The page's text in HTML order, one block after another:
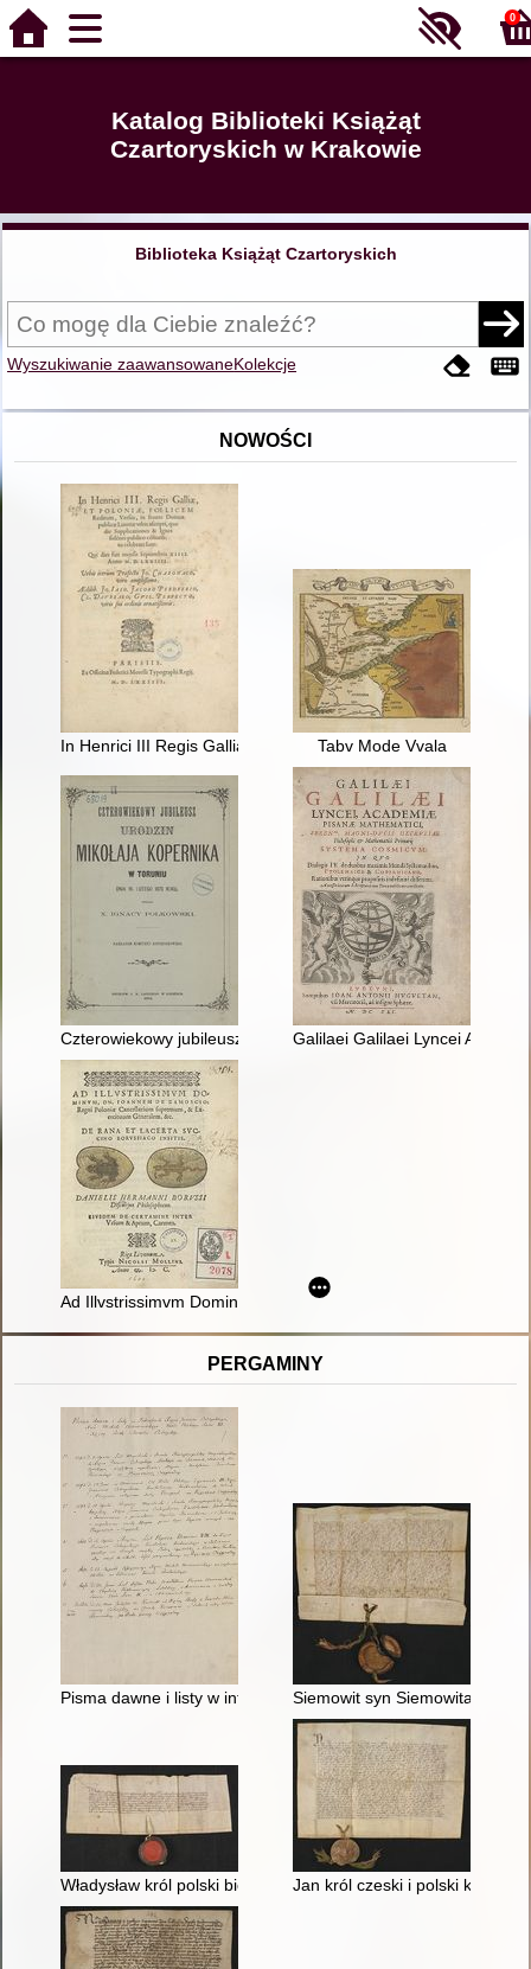
0
Katalog Biblioteki Książąt
Czartoryskich w Krakowie
Biblioteka Książąt Czartoryskich
Wyszukiwanie zaawansowaneKolekcje
NOWOŚCI
In Henrici III Regis Galliae & Poloniae Foelicem Reditum
Tabv Mode Vvala
Czterowiekowy jubileusz urodzin Mikołaja Kopernika w
Galilaei Galilaei Lyncei
Ad Illvstrissimvm Dominvm Dn Joannem de Zamoscio
PERGAMINY
Pisma dawne i listy w interessach Xięcia Janusza
Siemowit syn Siemowita
Władysław król polski bierze w dożywotnie posiadanie wsie
Jan król czeski i polski książę